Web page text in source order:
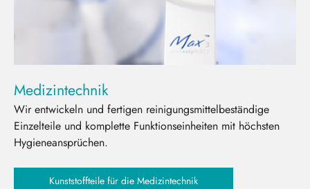
Medizintechnik
Wir entwickeln und fertigen reinigungsmittelbeständige
Einzelteile und komplette Funktionseinheiten mit höchsten
Hygieneansprüchen.
Kunststoffteile für die Medizintechnik